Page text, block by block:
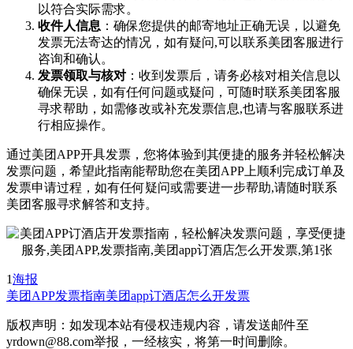
以符合实际需求。
收件人信息 ：确保您提供的邮寄地址正确无误，以避免
发票无法寄达的情况，如有疑问,可以联系美团客服进行
咨询和确认。
发票领取与核对 ：收到发票后，请务必核对相关信息以
确保无误，如有任何问题或疑问，可随时联系美团客服
寻求帮助，如需修改或补充发票信息,也请与客服联系进
行相应操作。
通过美团APP开具发票，您将体验到其便捷的服务并轻松解决
发票问题，希望此指南能帮助您在美团APP上顺利完成订单及
发票申请过程，如有任何疑问或需要进一步帮助,请随时联系
美团客服寻求解答和支持。
1海报
美团APP发票指南美团app订酒店怎么开发票
版权声明：如发现本站有侵权违规内容，请发送邮件至
yrdown@88.com举报，一经核实，将第一时间删除。